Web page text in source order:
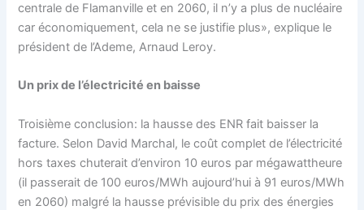
centrale de Flamanville et en 2060, il n’y a plus de nucléaire
car économiquement, cela ne se justifie plus», explique le
président de l’Ademe, Arnaud Leroy.
Un prix de l’électricité en baisse
Troisième conclusion: la hausse des ENR fait baisser la
facture. Selon David Marchal, le coût complet de l’électricité
hors taxes chuterait d’environ 10 euros par mégawattheure
(il passerait de 100 euros/MWh aujourd’hui à 91 euros/MWh
en 2060) malgré la hausse prévisible du prix des énergies